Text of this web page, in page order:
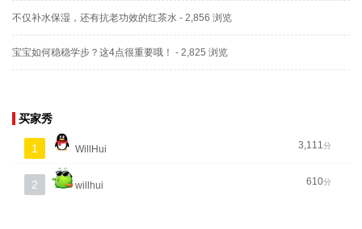
不仅补水保湿，还有抗老功效的红茶水 - 2,856 浏览
宝宝如何稳稳学步？这4点很重要哦！ - 2,825 浏览
买家秀
1 WillHui 3,111分
2 willhui 610分